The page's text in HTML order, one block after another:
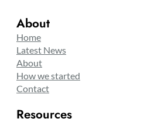
About
Home
Latest News
About
How we started
Contact
Resources